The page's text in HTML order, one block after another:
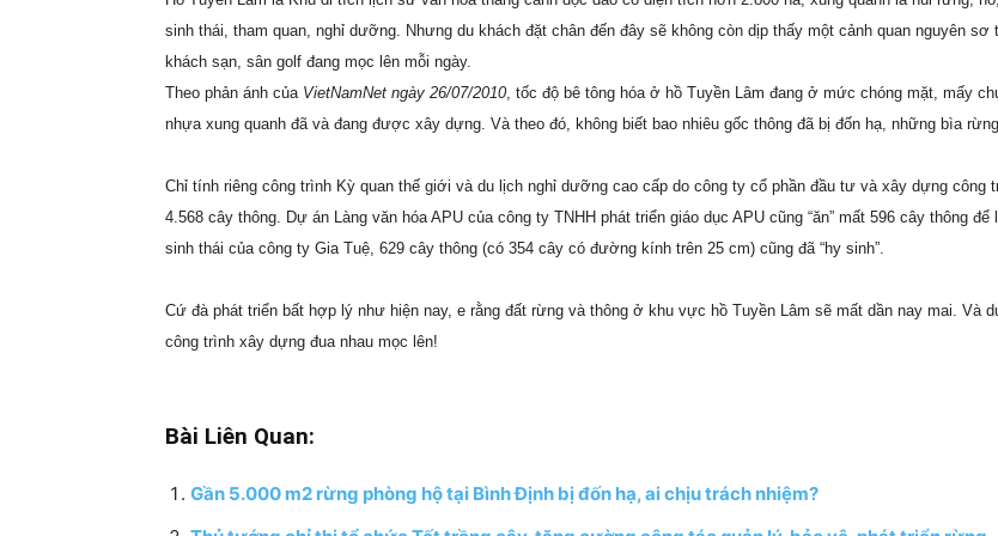
sinh thái, tham quan, nghỉ dưỡng. Nhưng du khách đặt chân đến đây sẽ không còn dịp thấy một cảnh quan nguyên
khách sạn, sân golf đang mọc lên mỗi ngày.
Theo phản ánh của VietNamNet ngày 26/07/2010, tốc độ bê tông hóa ở hồ Tuyền Lâm đang ở mức chóng mặt, mấy
nhựa xung quanh đã và đang được xây dựng. Và theo đó, không biết bao nhiêu gốc thông đã bị đốn hạ, những bìa
Chỉ tính riêng công trình Kỳ quan thế giới và du lịch nghỉ dưỡng cao cấp do công ty cổ phần đầu tư và xây dựng công
4.568 cây thông. Dự án Làng văn hóa APU của công ty TNHH phát triển giáo dục APU cũng “ăn” mất 596 cây thông
sinh thái của công ty Gia Tuệ, 629 cây thông (có 354 cây có đường kính trên 25 cm) cũng đã “hy sinh”.
Cứ đà phát triển bất hợp lý như hiện nay, e rằng đất rừng và thông ở khu vực hồ Tuyền Lâm sẽ mất dần nay mai. Và
công trình xây dựng đua nhau mọc lên!
Bài Liên Quan:
Gần 5.000 m2 rừng phòng hộ tại Bình Định bị đốn hạ, ai chịu trách nhiệm?